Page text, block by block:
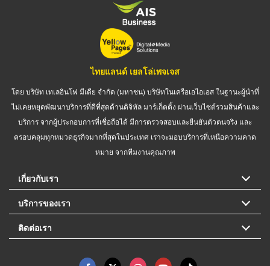
ไทยแลนด์ เยลโล่เพจเจส
โดย บริษัท เทเลอินโฟ มีเดีย จำกัด (มหาชน) บริษัทในเครือเอไอเอส ในฐานะผู้นำที่
ไม่เคยหยุดพัฒนาบริการที่ดีที่สุดด้านดิจิทัล มาร์เก็ตติ้ง ผ่านเว็บไซต์รวมสินค้าและ
บริการ จากผู้ประกอบการที่เชื่อถือได้ มีการตรวจสอบและยืนยันตัวตนจริง และ
ครอบคลุมทุกหมวดธุรกิจมากที่สุดในประเทศ เราจะมอบบริการที่เหนือความคาด
หมาย จากทีมงานคุณภาพ
เกี่ยวกับเรา
บริการของเรา
ติดต่อเรา